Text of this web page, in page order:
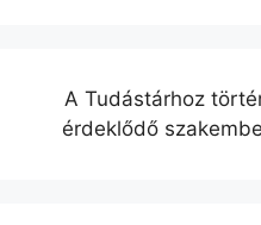
A Tudástárhoz
érdeklődő